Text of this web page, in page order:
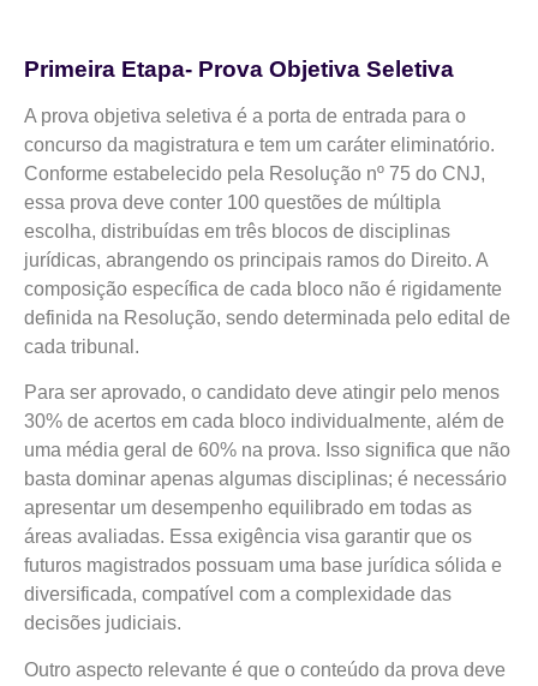
Primeira Etapa- Prova Objetiva Seletiva
A prova objetiva seletiva é a porta de entrada para o
concurso da magistratura e tem um caráter eliminatório.
Conforme estabelecido pela Resolução nº 75 do CNJ,
essa prova deve conter 100 questões de múltipla
escolha, distribuídas em três blocos de disciplinas
jurídicas, abrangendo os principais ramos do Direito. A
composição específica de cada bloco não é rigidamente
definida na Resolução, sendo determinada pelo edital de
cada tribunal.
Para ser aprovado, o candidato deve atingir pelo menos
30% de acertos em cada bloco individualmente, além de
uma média geral de 60% na prova. Isso significa que não
basta dominar apenas algumas disciplinas; é necessário
apresentar um desempenho equilibrado em todas as
áreas avaliadas. Essa exigência visa garantir que os
futuros magistrados possuam uma base jurídica sólida e
diversificada, compatível com a complexidade das
decisões judiciais.
Outro aspecto relevante é que o conteúdo da prova deve